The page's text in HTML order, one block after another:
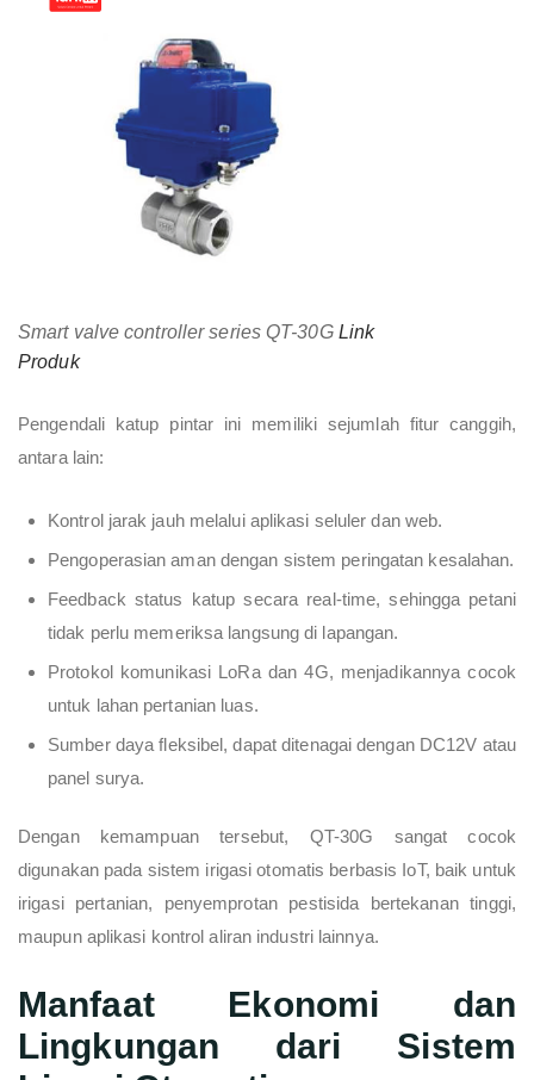
Smart valve controller series QT-30G Link
Produk
Pengendali katup pintar ini memiliki sejumlah fitur canggih,
antara lain:
Kontrol jarak jauh melalui aplikasi seluler dan web.
Pengoperasian aman dengan sistem peringatan kesalahan.
Feedback status katup secara real-time, sehingga petani
tidak perlu memeriksa langsung di lapangan.
Protokol komunikasi LoRa dan 4G, menjadikannya cocok
untuk lahan pertanian luas.
Sumber daya fleksibel, dapat ditenagai dengan DC12V atau
panel surya.
Dengan kemampuan tersebut, QT-30G sangat cocok
digunakan pada sistem irigasi otomatis berbasis IoT, baik untuk
irigasi pertanian, penyemprotan pestisida bertekanan tinggi,
maupun aplikasi kontrol aliran industri lainnya.
Manfaat Ekonomi dan
Lingkungan dari Sistem